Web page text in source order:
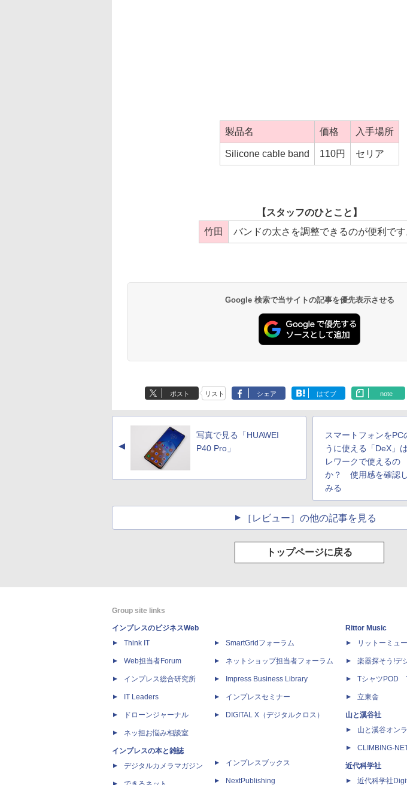
製品名 価格 入手場所
Silicone cable band 110円 セリア
【スタッフのひとこと】
竹田
バンドの太さを調整できるのが便利です
Google 検索で当サイトの記事を優先表示させる
ポスト リスト シェア はてブ note
▲
写真で見る「HUAWEI
P40 Pro」
スマートフォンをPC
うに使える「DeX」
レワークで使えるの
か？ 使用感を確認
みる
［レビュー］の他の記事を見る
トップページに戻る
Group site links
インプレスのビジネスWeb
Think IT
Web担当者Forum
インプレス総合研究所
IT Leaders
ドローンジャーナル
ネッ担お悩み相談室
インプレスの本と雑誌
デジタルカメラマガジン
SmartGridフォーラム
ネットショップ担当者フォーラム
Impress Business Library
インプレスセミナー
DIGITAL X（デジタルクロス）
インプレスブックス
NextPublishing
Rittor Music
リットーミュ
楽器探そう!デ
TシャツPOD
立東舎
山と溪谷社
山と溪谷オン
CLIMBING-
近代科学社
近代科学社